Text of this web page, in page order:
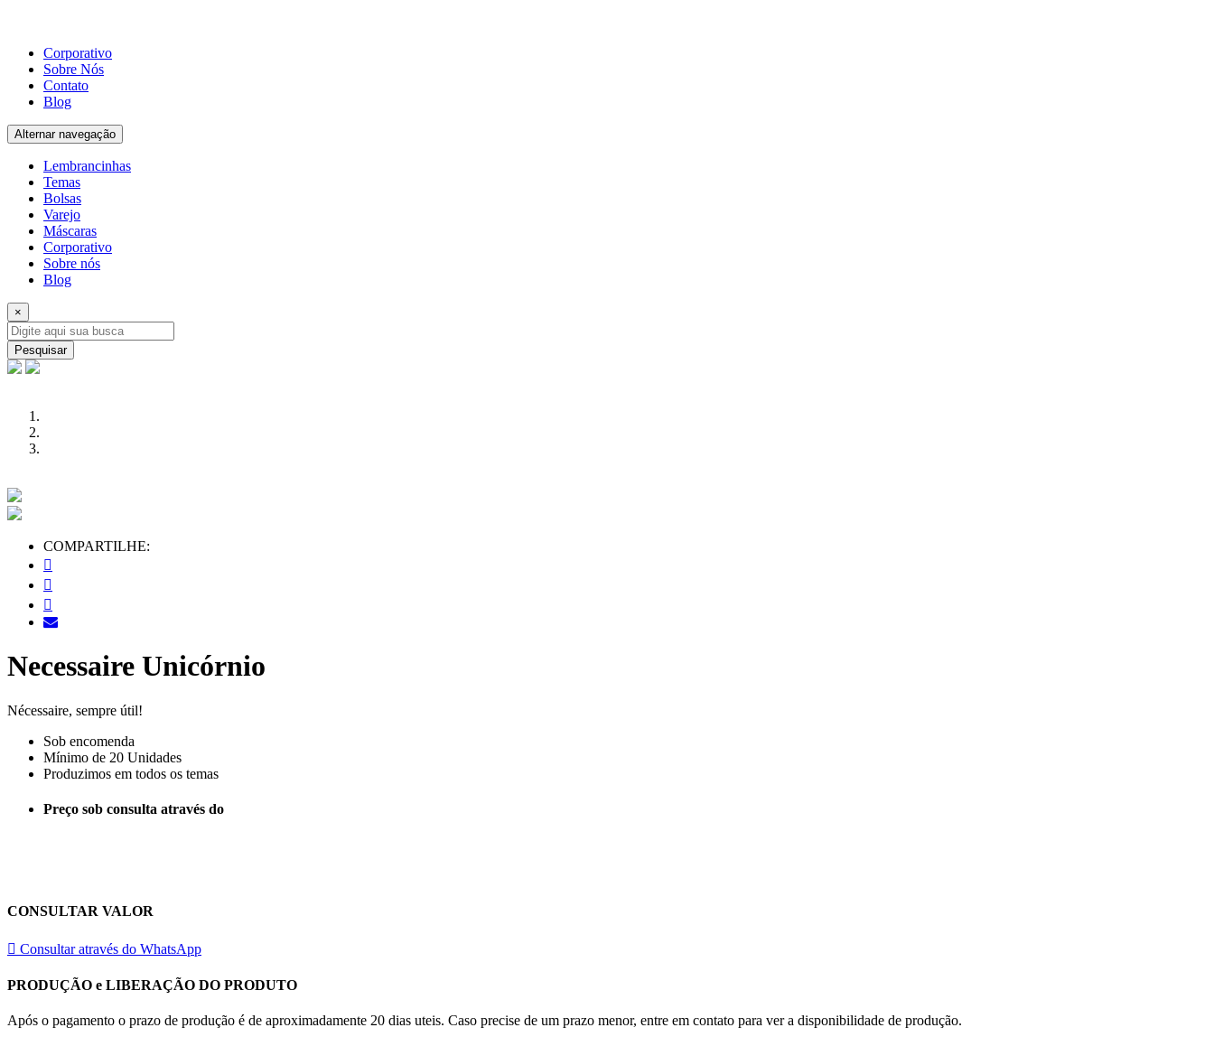
Corporativo
Sobre Nós
Contato
Blog
Alternar navegação
Lembrancinhas
Temas
Bolsas
Varejo
Máscaras
Corporativo
Sobre nós
Blog
×
Pesquisar
COMPARTILHE:
Necessaire Unicórnio
Nécessaire, sempre útil!
Sob encomenda
Mínimo de 20 Unidades
Produzimos em todos os temas
Preço sob consulta através do
CONSULTAR VALOR
Consultar através do WhatsApp
PRODUÇÃO e LIBERAÇÃO DO PRODUTO
Após o pagamento o prazo de produção é de aproximadamente 20 dias uteis. Caso precise de um prazo menor, entre em contato para ver a disponibilidade de produção.